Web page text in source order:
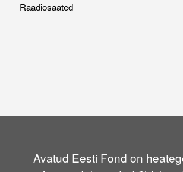
Raadiosaated
Avatud Eesti Fond on